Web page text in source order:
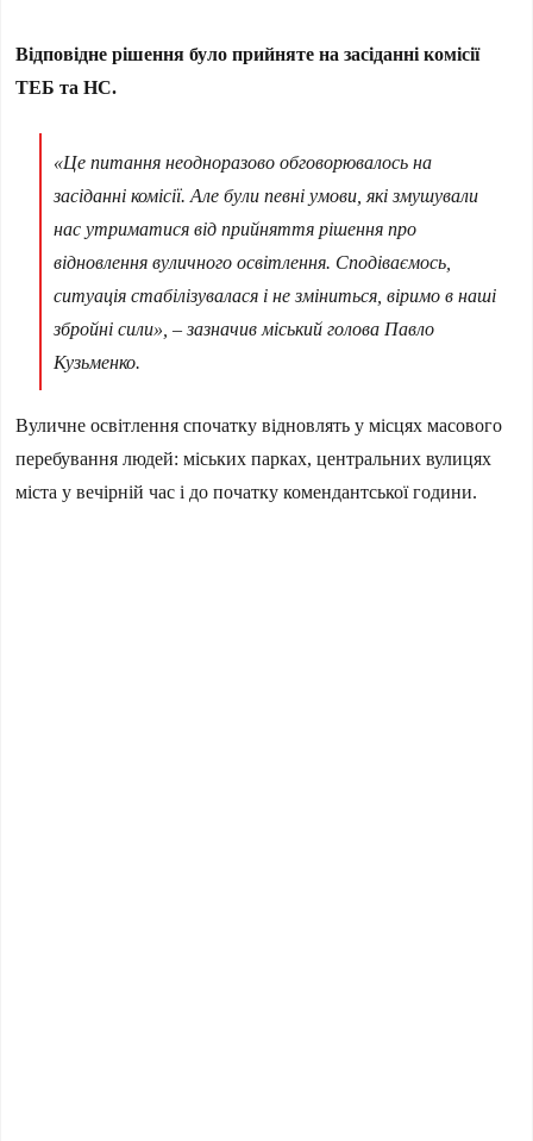
Відповідне рішення було прийняте на засіданні комісії
ТЕБ та НС.
«Це питання неодноразово обговорювалось на
засіданні комісії. Але були певні умови, які змушували
нас утриматися від прийняття рішення про
відновлення вуличного освітлення. Сподіваємось,
ситуація стабілізувалася і не зміниться, віримо в наші
збройні сили», – зазначив міський голова Павло
Кузьменко.
Вуличне освітлення спочатку відновлять у місцях масового
перебування людей: міських парках, центральних вулицях
міста у вечірній час і до початку комендантської години.